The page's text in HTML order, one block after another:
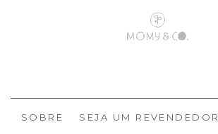
SOBRE SEJA UM REVENDEDOR